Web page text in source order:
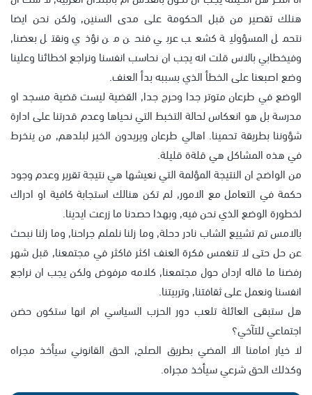
هنلك تقصير من قبل الحكومة على مدى السنين, ولكن نحن ايضا
نتحمل المسؤولية كشعب عربي فنحن من نؤذي ونقتل بعضنا,
وفيخطابي بالاس قلت انه يجب ان نحاسب انفسنا ونراجع اخطائنا وعلينا
وضع اصبعنا على الخطأ الذي بسببه بدأ العنف.
الوضع في طرعان متوتر جدا وحرج جدا, القضية ليست قضية مسجد او
مدرسة بل هو انعكاس لحالة التخبط التي نحياها وعدم قدرتنا على ادارة
شؤوننا بطريقة تحمينا. اهالي طرعان ويريدون الخير لبلدهم, من ينخرط
في هذه المشاكل هي قلةة قليلة.
من الواضح ان النتيجة المؤلمة التي نعيشها هي نتيجة تقرير وعدم وجود
حكمة في التعامل مع الامور, لم تكن هنالك استجابة كافية او ادراك
لخطورة الوضع الذي نحن فيه, وبهذا حصدنا ما زرعت ايدينا.
بالامس تم تشييع الشاب نادر دحلة, وما زلنا نلملم جراحنا, وما زلنا نبحث
عن حل حتى لا تنغمس فكرة العنف اكثر فاكثر في مجتمعنا, قبل شهر
رفضنا ما قاله اردان حول مجتمعنا, كلامه مرفوض ولكن يجب ان نراجع
انفسنا ونعمل على ثقافتنا, وتربيتنا.
هل ستبقى العائلة تلعب دور الحزب السياسي ام انها ستكون حضن
اجتماعي للتآخي؟
لا خيار امامنا الا المضي بطريق الصلح, الحق القانوني سيأخذ مجراه
وكذلك الحق شرعي سيأخذ مجراه.